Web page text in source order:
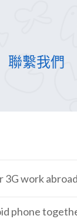
聯繫我們
3G work
phone